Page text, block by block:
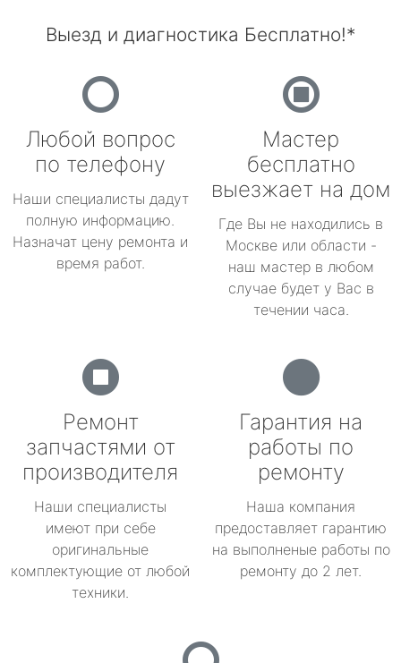
Выезд и диагностика Бесплатно!*
Любой вопрос
по телефону
Наши специалисты дадут
полную информацию.
Назначат цену ремонта и
время работ.
Мастер
бесплатно
выезжает на дом
Где Вы не находились в
Москве или области -
наш мастер в любом
случае будет у Вас в
течении часа.
Ремонт
запчастями от
производителя
Наши специалисты
имеют при себе
оригинальные
комплектующие от любой
техники.
Гарантия на
работы по
ремонту
Наша компания
предоставляет гарантию
на выполненые работы по
ремонту до 2 лет.